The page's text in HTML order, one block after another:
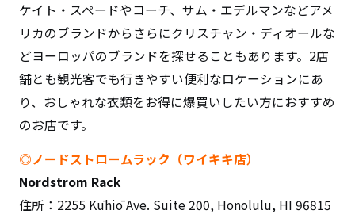
ケイト・スペードやコーチ、サム・エデルマンなどアメ
リカのブランドからさらにクリスチャン・ディオールな
どヨーロッパのブランドを探せることもあります。2店
舗とも観光客でも行きやすい便利なロケーションにあ
り、おしゃれな衣類をお得に爆買いしたい方におすすめ
のお店です。
◎ノードストロームラック（ワイキキ店）
Nordstrom Rack
住所：2255 Kūhiō Ave. Suite 200, Honolulu, HI 96815